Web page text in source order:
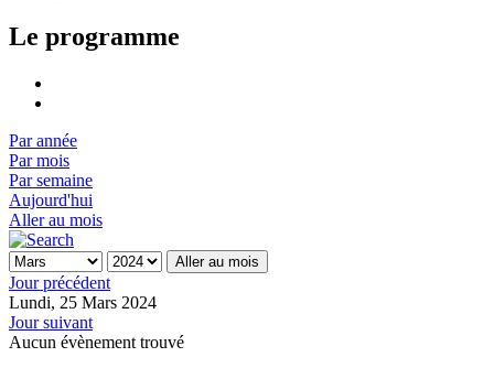
Le programme
Par année
Par mois
Par semaine
Aujourd'hui
Aller au mois
Aller au mois
Jour précédent
Lundi, 25 Mars 2024
Jour suivant
Aucun évènement trouvé